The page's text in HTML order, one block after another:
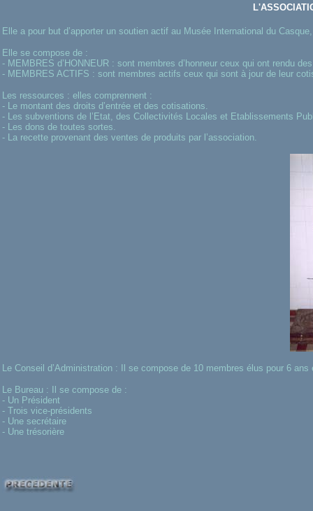
Elle a pour but d’apporter un soutien actif au Musée International du
Elle se compose de :
- MEMBRES d’HONNEUR : sont membres d’honneur ceux qui ont rendu
- MEMBRES ACTIFS : sont membres actifs ceux qui sont à jour de leur
Les ressources : elles comprennent :
- Le montant des droits d’entrée et des cotisations.
- Les subventions de l’Etat, des Collectivités Locales et Etablissements
- Les dons de toutes sortes.
- La recette provenant des ventes de produits par l’association.
Le Conseil d’Administration : Il se compose de 10 membres élus pour 6
Le Bureau : Il se compose de :
- Un Président
- Trois vice-présidents
- Une secrétaire
- Une trésorière